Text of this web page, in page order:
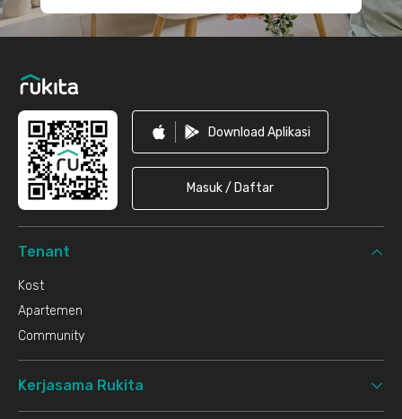
Download Aplikasi
Masuk / Daftar
Tenant
Kost
Apartemen
Community
Kerjasama Rukita